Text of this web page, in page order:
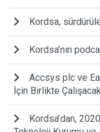
Kordsa,
Kordsa’nın
Accsys plc ve
İçin Birlikte Çalışacak
Kordsa’dan,